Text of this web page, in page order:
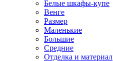
Белые шкафы-купе
Венге
Размер
Маленькие
Большие
Средние
Отделка и материал